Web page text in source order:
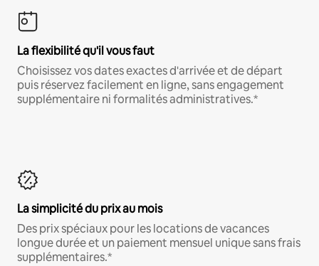
La flexibilité qu'il vous faut
Choisissez vos dates exactes d'arrivée et de départ
puis réservez facilement en ligne, sans engagement
supplémentaire ni formalités administratives.*
La simplicité du prix au mois
Des prix spéciaux pour les locations de vacances
longue durée et un paiement mensuel unique sans frais
supplémentaires.*